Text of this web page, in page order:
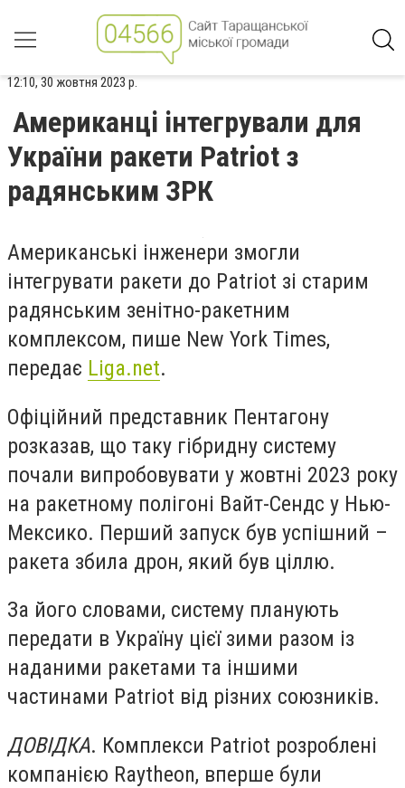
12:10, 30 жовтня 2023 р.
Американці інтегрували для
України ракети Patriot з
радянським ЗРК
Американські інженери змогли
інтегрувати ракети до Patriot зі старим
радянським зенітно-ракетним
комплексом, пише New York Times,
передає Liga.net.
Офіційний представник Пентагону
розказав, що таку гібридну систему
почали випробовувати у жовтні 2023 року
на ракетному полігоні Вайт-Сендс у Нью-
Мексико. Перший запуск був успішний –
ракета збила дрон, який був ціллю.
За його словами, систему планують
передати в Україну цієї зими разом із
наданими ракетами та іншими
частинами Patriot від різних союзників.
ДОВІДКА. Комплекси Patriot розроблені
компанією Raytheon, вперше були